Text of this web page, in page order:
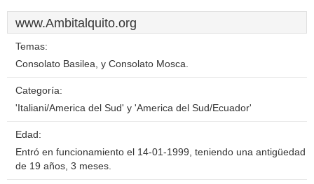
www.Ambitalquito.org
Temas:
Consolato Basilea, y Consolato Mosca.
Categoría:
'Italiani/America del Sud' y 'America del Sud/Ecuador'
Edad:
Entró en funcionamiento el 14-01-1999, teniendo una antigüedad
de 19 años, 3 meses.